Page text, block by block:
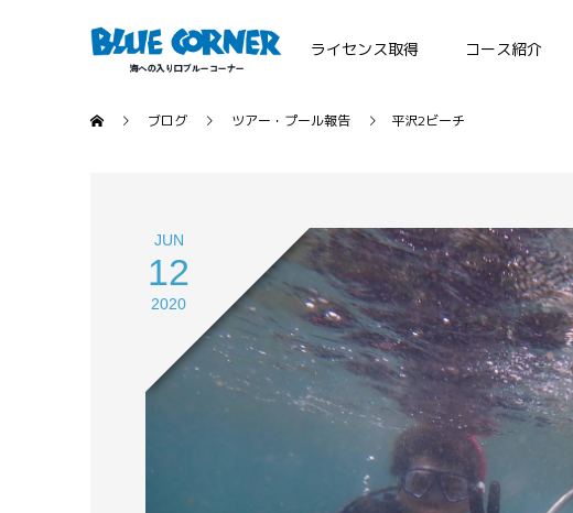
ライセンス取得 コース紹介
ブログ ツアー・プール報告 平沢2ビーチ
JUN
12
2020